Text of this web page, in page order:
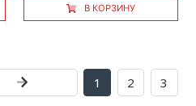
В КОРЗИНУ
1 2 3